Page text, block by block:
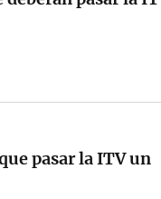
pasar la ITV un